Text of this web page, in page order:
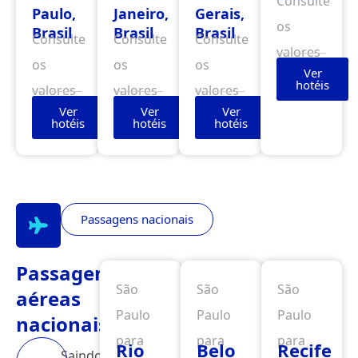
Paulo,
Brasil
Consulte
os
valores
Ver
hotéis
Janeiro,
Brasil
Consulte
os
valores
Ver
hotéis
Gerais,
Brasil
Consulte
os
valores
Ver
hotéis
os
valores
Ver
hotéis
Passagens nacionais
Passagens
aéreas
nacionais
São
Paulo
para
Rio
São
Paulo
para
Belo
São
Paulo
para
Recife